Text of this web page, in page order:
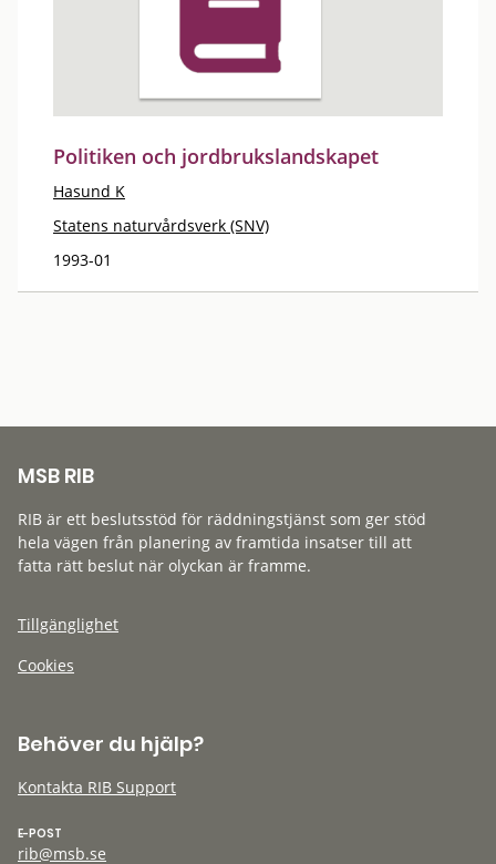
Politiken och jordbrukslandskapet
Hasund K
Statens naturvårdsverk (SNV)
1993-01
MSB RIB
RIB är ett beslutsstöd för räddningstjänst som ger stöd
hela vägen från planering av framtida insatser till att
fatta rätt beslut när olyckan är framme.
Tillgänglighet
Cookies
Behöver du hjälp?
Kontakta RIB Support
E-POST
rib@msb.se